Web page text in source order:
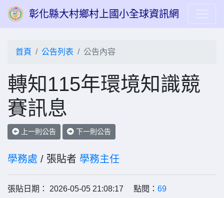
彰化縣大村鄉村上國小全球資訊網
首頁 公告列表 公告內容
轉知115年環境知識競
賽訊息
上一則公告 下一則公告
學務處 / 張貼者 學務主任
張貼日期： 2026-05-05 21:08:17 點閱： 69